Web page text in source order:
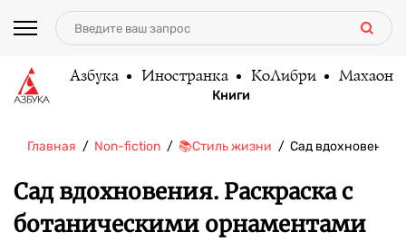
Азбука Иностранка КоЛибри Махаон
Книги
Главная Non-fiction 📚Стиль жизни Сад вдохновения.
Сад вдохновения. Раскраска с
ботаническими орнаментами